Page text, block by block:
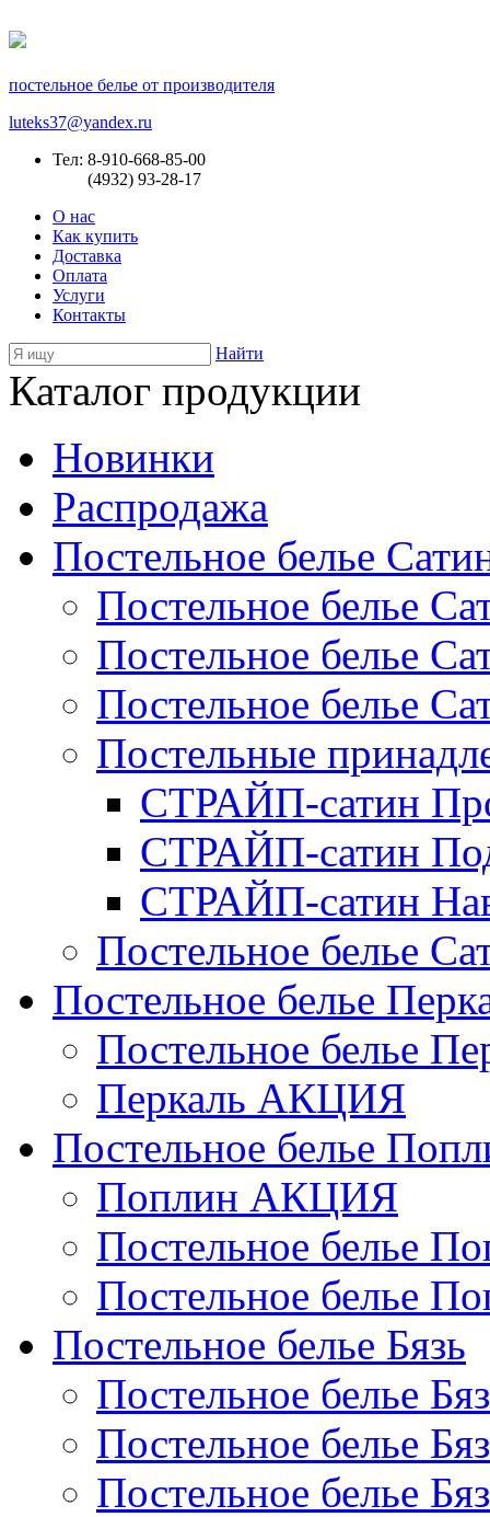
постельное белье от производителя
luteks37@yandex.ru
Тел: 8-910-668-85-00
(4932) 93-28-17
О нас
Как купить
Доставка
Оплата
Услуги
Контакты
Найти
Каталог продукции
Новинки
Распродажа
Постельное белье
Постельное белье
Постельное белье
Постельное белье
Постельные
СТРАЙП-сатин
СТРАЙП-сатин
СТРАЙП-сатин
Постельное белье
Постельное белье
Постельное белье
Перкаль АКЦИЯ
Постельное белье
Поплин АКЦИЯ
Постельное белье
Постельное белье
Постельное белье Бязь
Постельное белье
Постельное белье
Постельное белье